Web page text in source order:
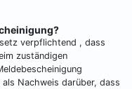
verpflichtend , dass
zuständigen
Nachweis darüber, dass